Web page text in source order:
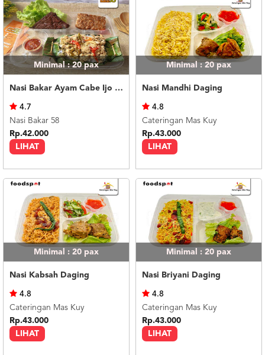
Minimal : 20pax
Nasi Bakar Ayam Cabe Ijo + Tahu Tempe
LIHAT
4.7
Nasi Bakar 58
Rp.42.000
Minimal : 20pax
Nasi Mandhi Daging
LIHAT
4.8
Cateringan Mas Kuy
Rp.43.000
Minimal : 20 pax
Nasi Kabsah Daging
LIHAT
4.8
Cateringan Mas Kuy
Rp.43.000
Minimal : 20 pax
Nasi Briyani Daging
LIHAT
4.8
Cateringan Mas Kuy
Rp.43.000